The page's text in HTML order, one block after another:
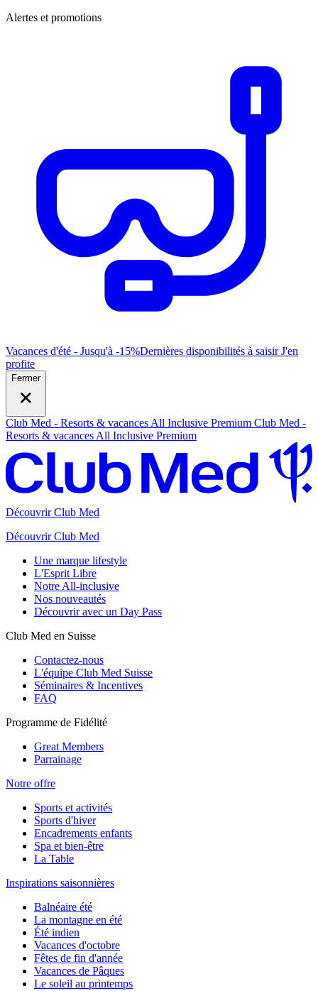
Alertes et promotions
Vacances d'été - Jusqu'à -15%Dernières disponibilités à saisirJ'en
profite
Fermer
Club Med - Resorts & vacances All Inclusive Premium Club Med -
Resorts & vacances All Inclusive Premium
Découvrir Club Med
Découvrir Club Med
Une marque lifestyle
L'Esprit Libre
Notre All-inclusive
Nos nouveautés
Découvrir avec un Day Pass
Club Med en Suisse
Contactez-nous
L'équipe Club Med Suisse
Séminaires & Incentives
FAQ
Programme de Fidélité
Great Members
Parrainage
Notre offre
Sports et activités
Sports d'hiver
Encadrements enfants
Spa et bien-être
La Table
Inspirations saisonnières
Balnéaire été
La montagne en été
Été indien
Vacances d'octobre
Fêtes de fin d'année
Vacances de Pâques
Le soleil au printemps